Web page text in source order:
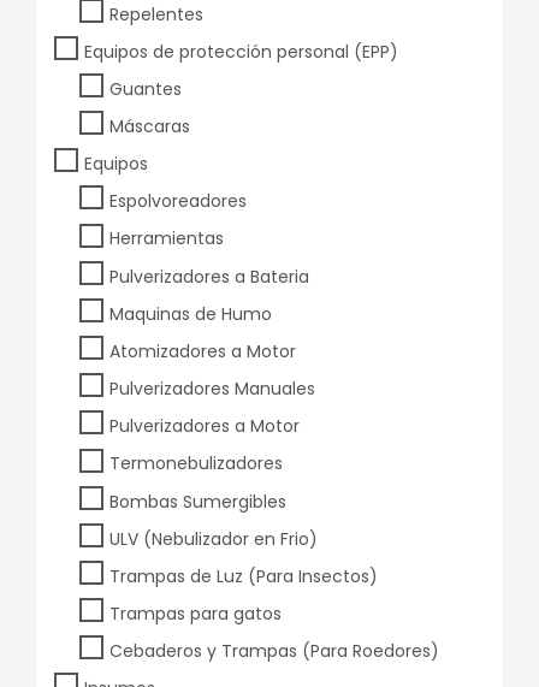
Repelentes
Equipos de protección personal (EPP)
Guantes
Máscaras
Equipos
Espolvoreadores
Herramientas
Pulverizadores a Bateria
Maquinas de Humo
Atomizadores a Motor
Pulverizadores Manuales
Pulverizadores a Motor
Termonebulizadores
Bombas Sumergibles
ULV (Nebulizador en Frio)
Trampas de Luz (Para Insectos)
Trampas para gatos
Cebaderos y Trampas (Para Roedores)